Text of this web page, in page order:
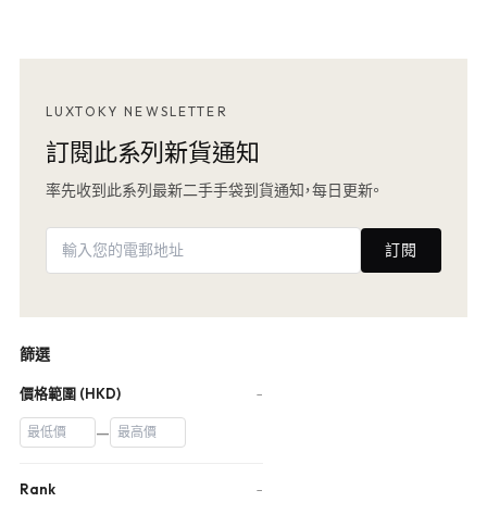
LUXTOKY NEWSLETTER
訂閱此系列新貨通知
率先收到此系列最新二手手袋到貨通知，每日更新。
訂閱
篩選
價格範圍 (HKD) −
—
Rank −